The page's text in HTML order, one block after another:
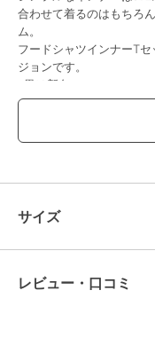
合わせて着るのはもちろ
ム。
フードシャツインナーT
ジョンです。
※黒は新色
【ハートマークを押して
「在庫残りわずか」の通
- POM PONETTE AMI (
フランス語で友達を意味
Mサイズ 150～160 Lサ
サイズ
レビュー・口コミ